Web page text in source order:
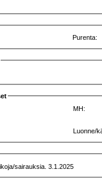
Purenta:
MH:
Luonne/
sairauksia. 3.1.2025